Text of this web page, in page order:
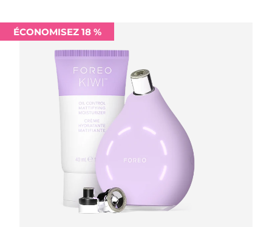
ÉCONOMISEZ 18 %
Portugal
Porto Rico
Livraison estimée
Livraison estimée
Livraison estimée
Livraison estimée
Arabie saoudite Livraison estimée